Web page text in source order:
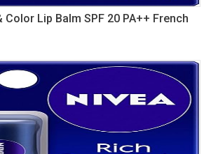
Color Lip Balm SPF 20 PA++ French